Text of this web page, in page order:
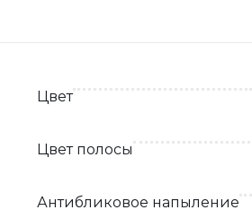
Цвет
Цвет полосы
Антибликовое напыление